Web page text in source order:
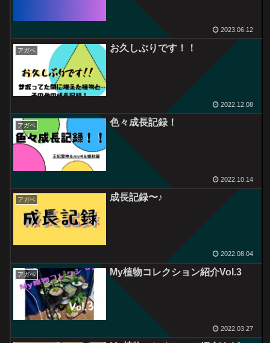
2023.06.12
アガベ お久しぶりです！！
2022.12.08
アガベ 色々成長記録！
2022.10.14
アガベ 成長記録〜♪
2022.08.04
アガベ My植物コレクション紹介Vol.3
2022.03.27